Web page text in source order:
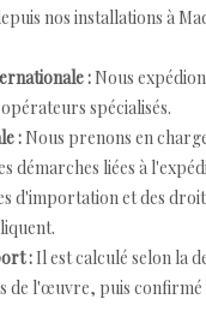
nos installations à
: Nous
spécialisés.
: Nous prenons en
démarches liées à
d'importation et des
: Il est calculé selon la
de l'œuvre, puis confirmé